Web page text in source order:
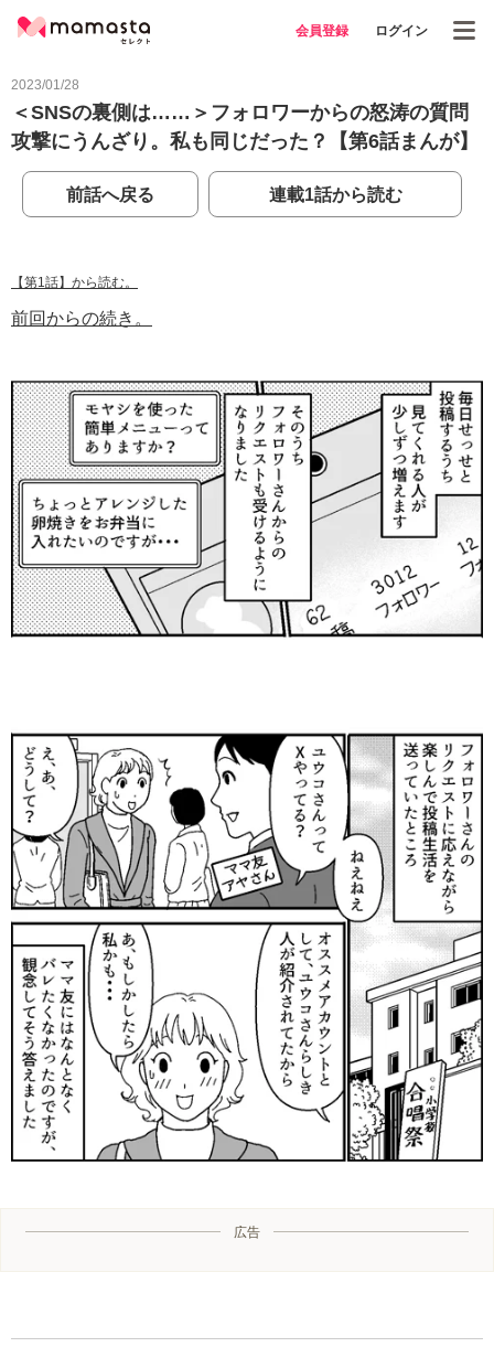
会員登録 ログイン
2023/01/28
＜SNSの裏側は……＞フォロワーからの怒涛の質問
攻撃にうんざり。私も同じだった？【第6話まんが】
前話へ戻る 連載1話から読む
【第1話】から読む。
前回からの続き。
広告